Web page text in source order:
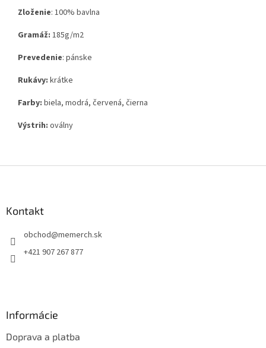
Zloženie: 100% bavlna
Gramáž: 185g/m2
Prevedenie: pánske
Rukávy: krátke
Farby: biela, modrá, červená, čierna
Výstrih: oválny
Kontakt
obchod@memerch.sk
+421 907 267 877
Informácie
Doprava a platba